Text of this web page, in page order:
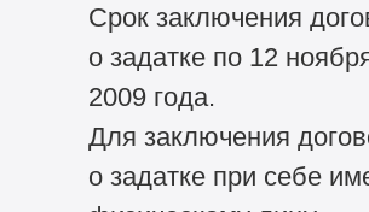
Срок заключения
о задатке по 12
2009 года.
Для заключения
о задатке при себе